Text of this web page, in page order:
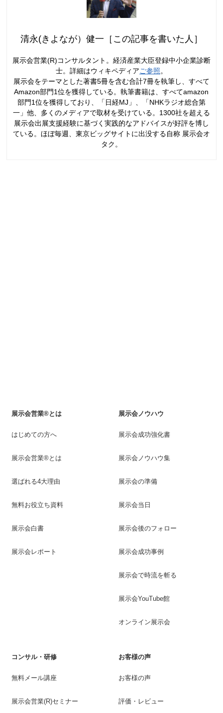
清永(きよなが）健一［この記事を書いた人］
展示会営業(R)コンサルタント。経済産業大臣登録中小企業診断
士。詳細はウィキペディアご参照。
展示会をテーマとした著書5冊を含む合計7冊を執筆し、すべて
Amazon部門1位を獲得している。執筆書籍は、すべてamazon
部門1位を獲得しており、「日経MJ」、「NHKラジオ総合第
一」他、多くのメディアで取材を受けている。1300社を超える
展示会出展支援経験に基づく実践的なアドバイスが好評を博し
ている。ほぼ毎週、東京ビッグサイトに出没する自称 展示会オ
タク。
展示会営業®とは
はじめての方へ
展示会営業®とは
選ばれる4大理由
無料お役立ち資料
展示会白書
展示会レポート
展示会ノウハウ
展示会成功強化書
展示会ノウハウ集
展示会の準備
展示会当日
展示会後のフォロー
展示会成功事例
展示会で時流を斬る
展示会YouTube館
オンライン展示会
コンサル・研修
無料メール講座
展示会営業(R)セミナー
お客様の声
お客様の声
評価・レビュー